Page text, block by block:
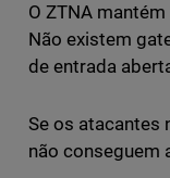
O ZTNA
Não existem
de entrada
Se os atacantes
não conseguem